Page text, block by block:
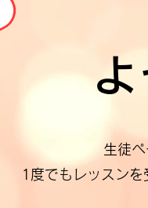
生徒
1度でもレッスン